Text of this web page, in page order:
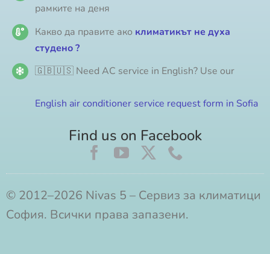
рамките на деня
Какво да правите ако климатикът не духа
студено ?
🇬🇧🇺🇸 Need AC service in English? Use our
English air conditioner service request form in Sofia
Find us on Facebook
© 2012–2026 Nivas 5 – Сервиз за климатици
София. Всички права запазени.